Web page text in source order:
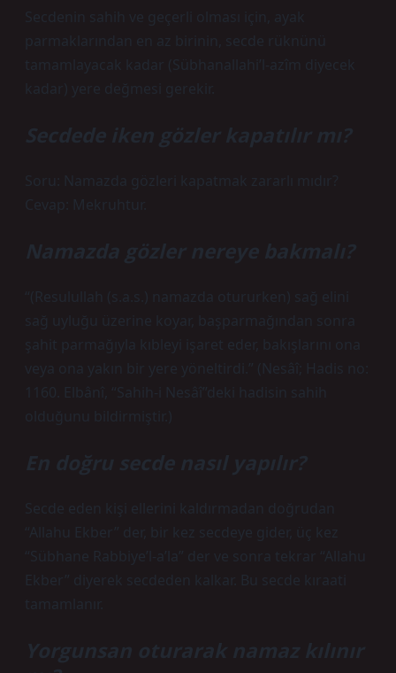
Secdenin sahih ve geçerli olması için, ayak
parmaklarından en az birinin, secde rüknünü
tamamlayacak kadar (Sübhanallahi’l-azîm diyecek
kadar) yere değmesi gerekir.
Secdede iken gözler kapatılır mı?
Soru: Namazda gözleri kapatmak zararlı mıdır?
Cevap: Mekruhtur.
Namazda gözler nereye bakmalı?
“(Resulullah (s.a.s.) namazda otururken) sağ elini
sağ uyluğu üzerine koyar, başparmağından sonra
şahit parmağıyla kıbleyi işaret eder, bakışlarını ona
veya ona yakın bir yere yöneltirdi.” (Nesâî; Hadis no:
1160. Elbânî, “Sahih-i Nesâî”deki hadisin sahih
olduğunu bildirmiştir.)
En doğru secde nasıl yapılır?
Secde eden kişi ellerini kaldırmadan doğrudan
“Allahu Ekber” der, bir kez secdeye gider, üç kez
“Sübhane Rabbiye’l-a’la” der ve sonra tekrar “Allahu
Ekber” diyerek secdeden kalkar. Bu secde kıraati
tamamlanır.
Yorgunsan oturarak namaz kılınır